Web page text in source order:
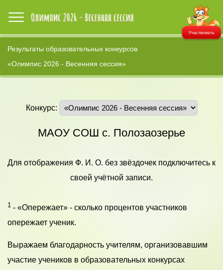
Участвовать
Результаты образовательных конкурсов
«Олимпис 2026 - Весенняя сессия»
Конкурс:
МАОУ СОШ с. Полозаозерье
Для отображения Ф. И. О. без звёздочек подключитесь к
своей учётной записи.
1 - «Опережает» - сколько процентов участников
опережает ученик.
Выражаем благодарность учителям, организовавшим
участие учеников в образовательных конкурсах